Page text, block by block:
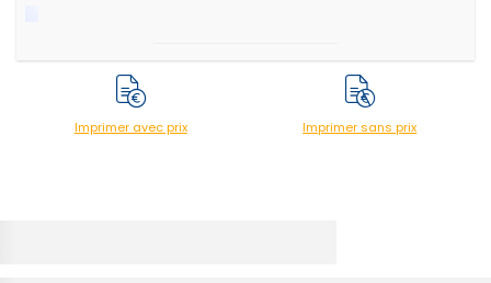
Imprimer avec prix Imprimer sans prix